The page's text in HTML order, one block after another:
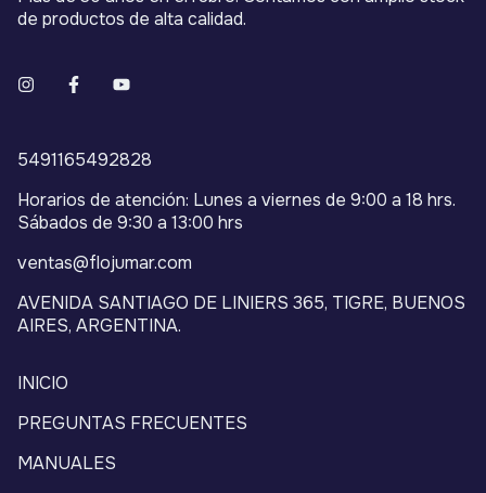
de productos de alta calidad.
5491165492828
Horarios de atención: Lunes a viernes de 9:00 a 18 hrs.
Sábados de 9:30 a 13:00 hrs
ventas@flojumar.com
AVENIDA SANTIAGO DE LINIERS 365, TIGRE, BUENOS
AIRES, ARGENTINA.
INICIO
PREGUNTAS FRECUENTES
MANUALES